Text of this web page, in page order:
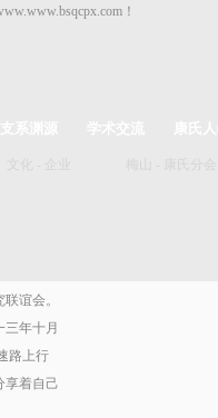
！
谊会。
年十月
路上行
享着自己